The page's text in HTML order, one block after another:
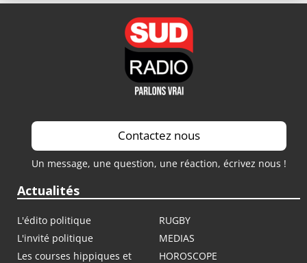
Contactez nous
Un message, une question, une réaction, écrivez nous !
Actualités
L'édito politique
RUGBY
L'invité politique
MEDIAS
Les courses hippiques et
HOROSCOPE